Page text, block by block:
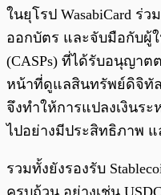
ในยุโรป WasabiCard ร่
ออกบัตร และจับมือกับผู้
(CASPs) ที่ได้รับอนุญาต
หน้าที่ดูแลสินทรัพย์ดิจิทั
จึงทำให้การแปลงเงินระ
ไปอย่างมีประสิทธิภาพ
รวมทั้งยังรองรับ
ครบถ้วน อย่างเช่น